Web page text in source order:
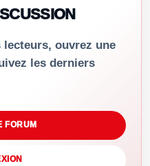
ouvrez une
les derniers
FORUM